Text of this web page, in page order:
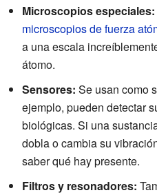
Microscopios especiales:
microscopios de fuerza
a una escala
átomo.
Sensores: Se usan como
ejemplo, pueden detectar
biológicas. Si una
dobla o cambia su
saber qué hay presente.
Filtros y resonadores: